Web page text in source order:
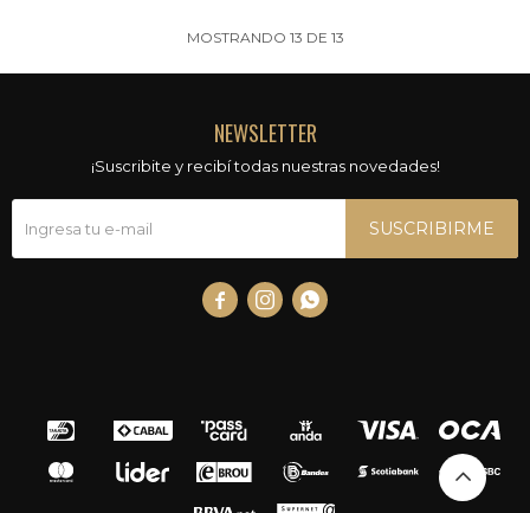
MOSTRANDO 13 DE 13
NEWSLETTER
¡Suscribite y recibí todas nuestras novedades!
SUSCRIBIRME
  